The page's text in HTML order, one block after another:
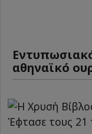
αθηναϊκό